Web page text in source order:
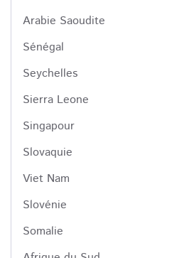
Arabie Saoudite
Sénégal
Seychelles
Sierra Leone
Singapour
Slovaquie
Viet Nam
Slovénie
Somalie